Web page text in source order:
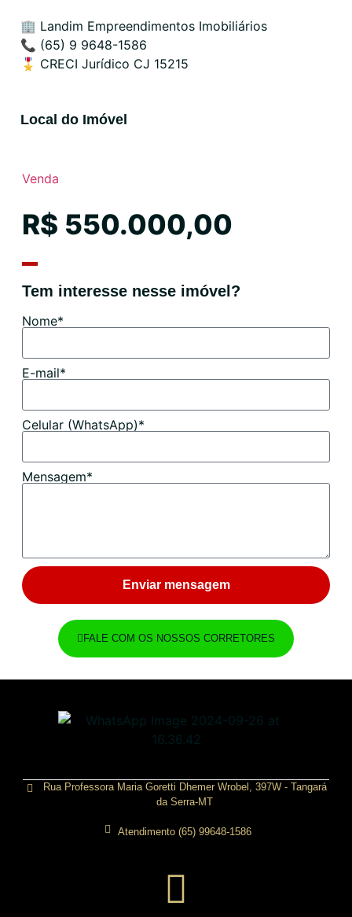
🏢 Landim Empreendimentos Imobiliários
📞 (65) 9 9648-1586
🎖️ CRECI Jurídico CJ 15215
Local do Imóvel
Venda
R$ 550.000,00
Tem interesse nesse imóvel?
Nome*
E-mail*
Celular (WhatsApp)*
Mensagem*
Enviar mensagem
FALE COM OS NOSSOS CORRETORES
Rua Professora Maria Goretti Dhemer Wrobel, 397W - Tangará
da Serra-MT
Atendimento (65) 99648-1586